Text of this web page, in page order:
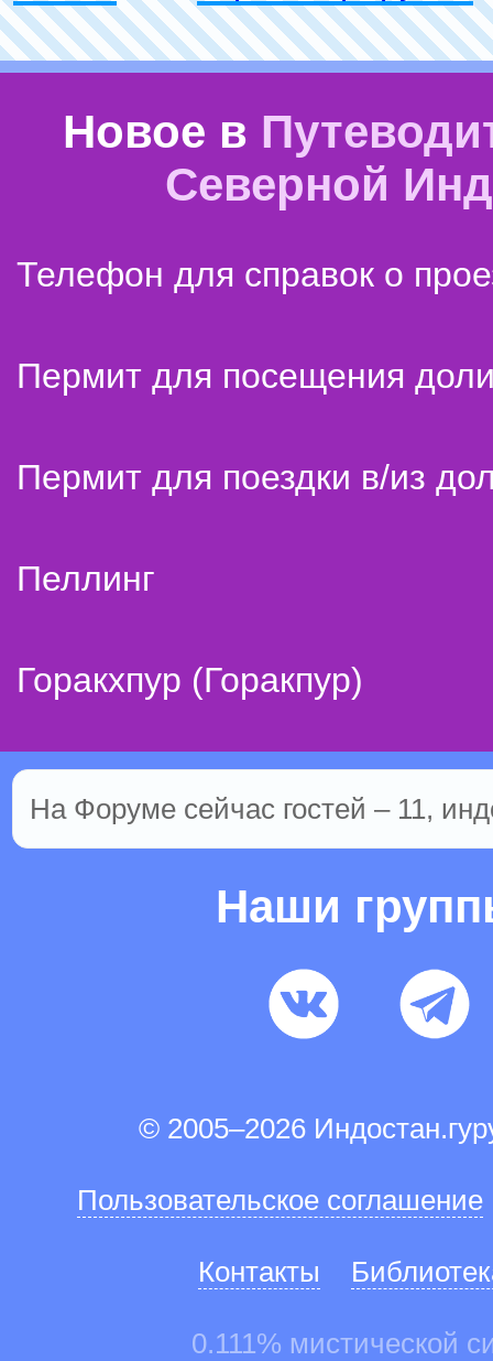
Новое в
Северной
Телефон для справок о
Пермит для посещения
Пермит для поездки в/из
Пеллинг
Горакхпур (Горакпур)
На Форуме сейчас гостей – 11,
Наши
© 2005–2026
Пользовательское соглашение
Контакты
0.111% мистической